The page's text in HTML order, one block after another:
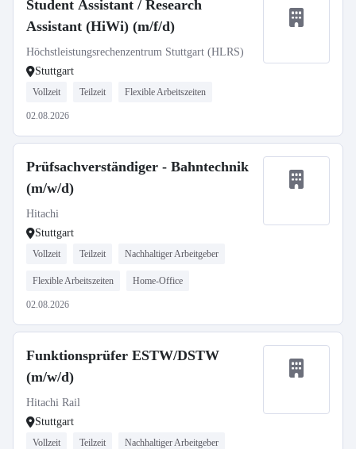
Student Assistant / Research
Assistant (HiWi) (m/f/d)
Höchstleistungsrechenzentrum Stuttgart (HLRS)
Stuttgart
Vollzeit Teilzeit Flexible Arbeitszeiten
02.08.2026
Prüfsachverständiger - Bahntechnik
(m/w/d)
Hitachi
Stuttgart
Vollzeit Teilzeit Nachhaltiger Arbeitgeber
Flexible Arbeitszeiten Home-Office
02.08.2026
Funktionsprüfer ESTW/DSTW
(m/w/d)
Hitachi Rail
Stuttgart
Vollzeit Teilzeit Nachhaltiger Arbeitgeber